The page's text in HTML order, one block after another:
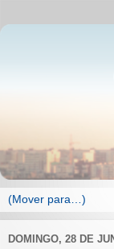
DOMINGO, 28 DE